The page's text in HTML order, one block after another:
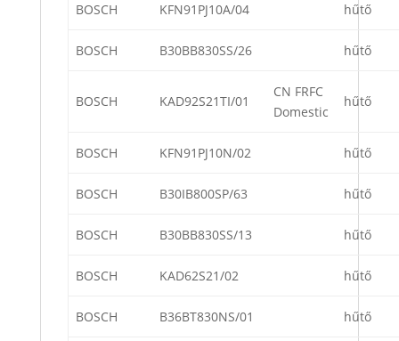
BOSCH KFN91PJ10A/04 hűtő
BOSCH B30BB830SS/26 hűtő
BOSCH KAD92S21TI/01
CN FRFC
Domestic
hűtő
BOSCH KFN91PJ10N/02 hűtő
BOSCH B30IB800SP/63 hűtő
BOSCH B30BB830SS/13 hűtő
BOSCH KAD62S21/02 hűtő
BOSCH B36BT830NS/01 hűtő